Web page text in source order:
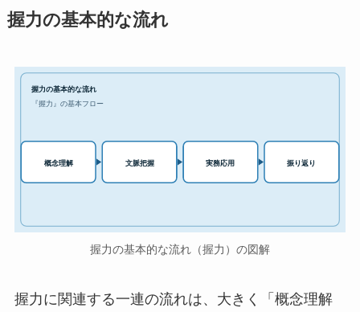
握力の基本的な流れ
握力の基本的な流れ
『握力』の基本フロー
概念理解 文脈把握 実務応用 振り返り
握力の基本的な流れ（握力）の図解
握力に関連する一連の流れは、大きく「概念理解